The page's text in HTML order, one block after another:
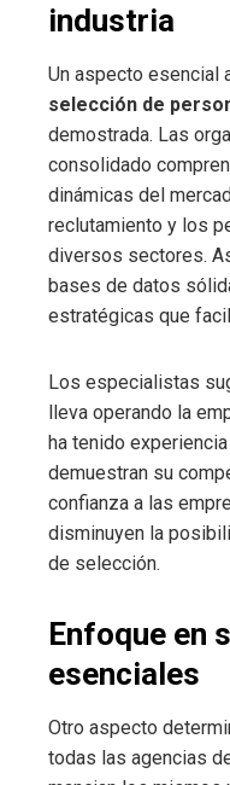
industria
Un aspecto esencial
selección de
demostrada. Las
consolidado
dinámicas del
reclutamiento y los
diversos sectores.
bases de datos
estratégicas que
Los especialistas
lleva operando la
ha tenido
demuestran su
confianza a las
disminuyen la
de selección.
Enfoque en
esenciales
Otro aspecto
todas las agencias